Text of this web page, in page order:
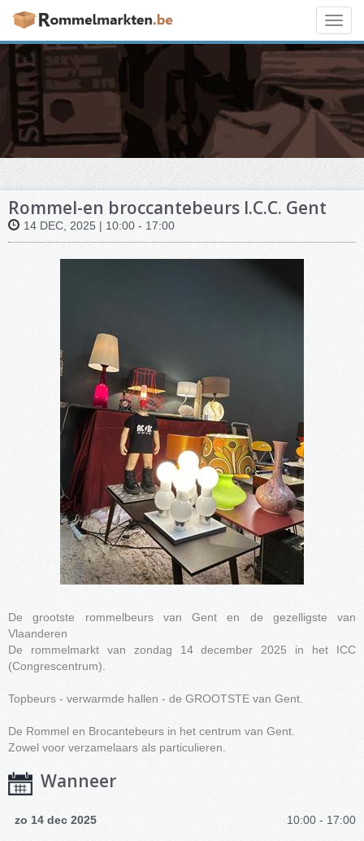
Rommel-en broccantebeurs I.C.C. Gent
14 DEC, 2025 | 10:00 - 17:00
De grootste rommelbeurs van Gent en de gezelligste van
Vlaanderen
De rommelmarkt van zondag 14 december 2025 in het ICC
(Congrescentrum).
Topbeurs - verwarmde hallen - de GROOTSTE van Gent.
De Rommel en Brocantebeurs in het centrum van Gent.
Zowel voor verzamelaars als particulieren.
Wanneer
zo 14 dec 2025 10:00 - 17:00